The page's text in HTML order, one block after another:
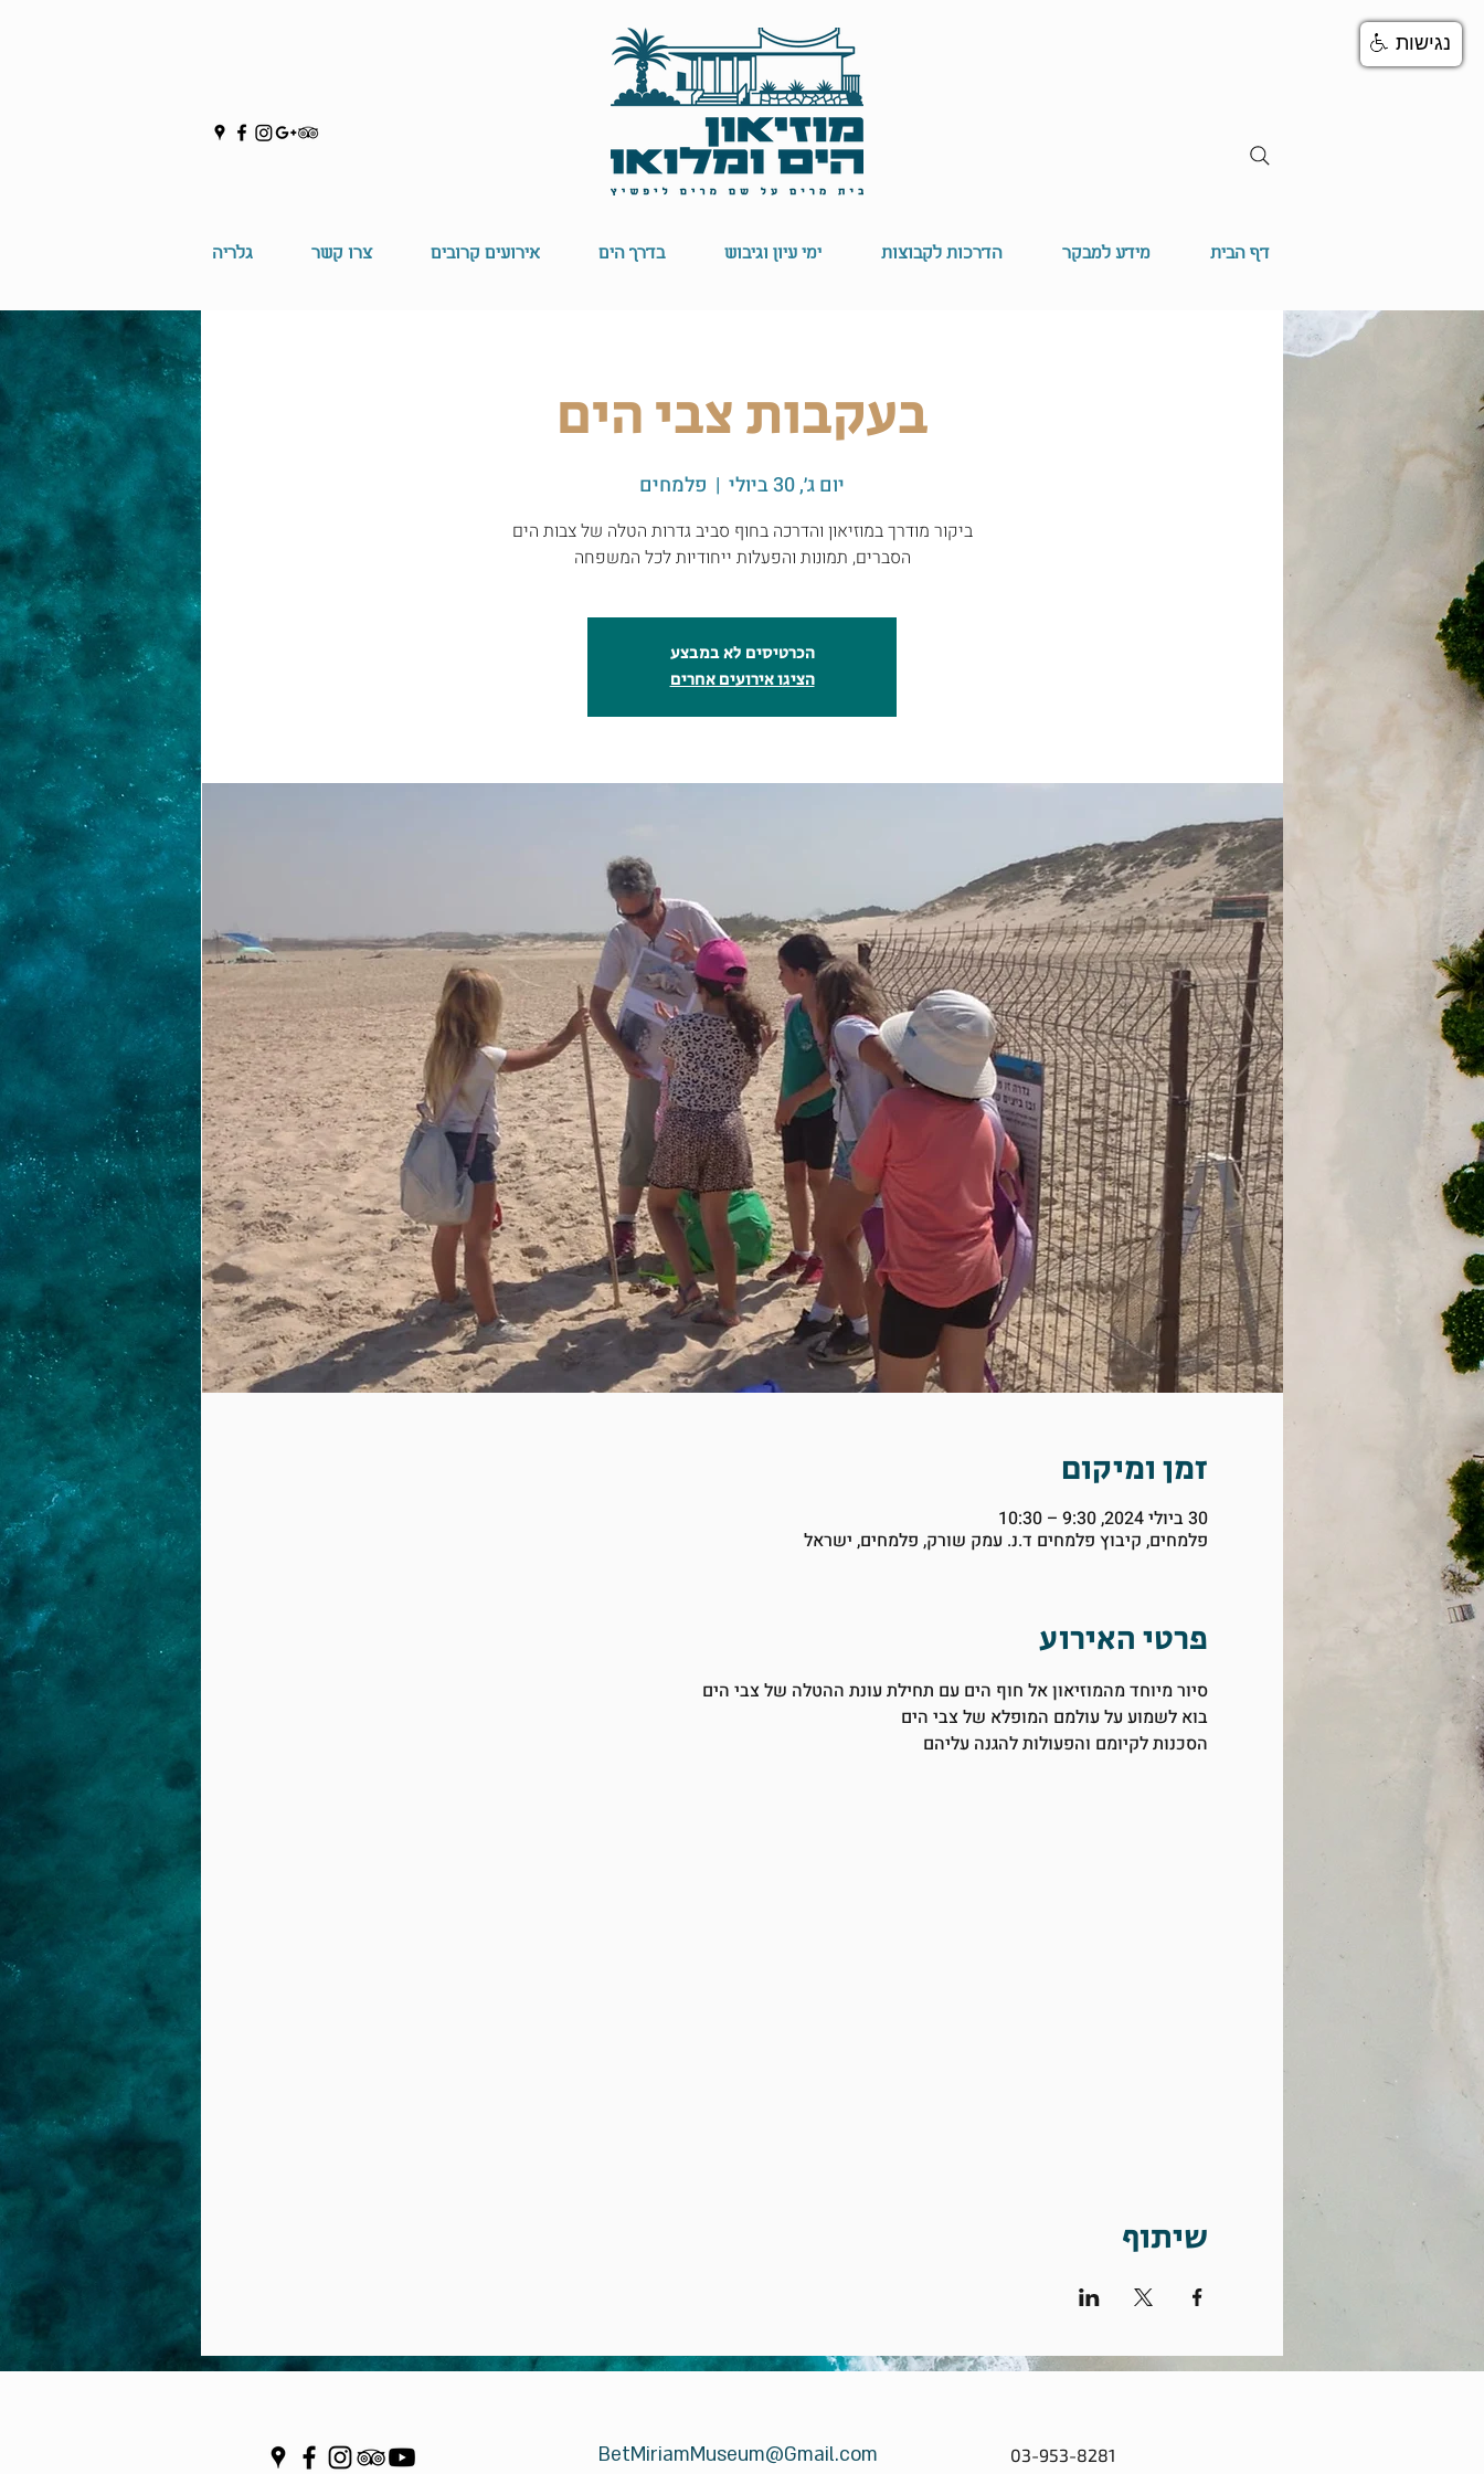
דף הבית מידע למבקר הדרכות לקבוצות ימי עיון וגיבוש בדרך הים אירועים קרובים צרו קשר גלריה
בעקבות צבי הים
יום ג׳, 30 ביולי
  |
פלמחים
הסברים, תמונות והפעלות ייחודיות לכל המשפחה
הכרטיסים לא במבצע
הציגו אירועים אחרים
זמן ומיקום
30 ביולי 2024, 9:30 – 10:30
פלמחים, קיבוץ פלמחים ד.נ. עמק שורק, פלמחים, ישראל
פרטי האירוע
סיור מיוחד מהמוזיאון אל חוף הים עם תחילת עונת ההטלה של צבי הים
בוא לשמוע על עולמם המופלא של צבי הים
הסכנות לקיומם והפעולות להגנה עליהם
שיתוף
BetMiriamMuseum@Gmail.com 03-953-8281
נגישות